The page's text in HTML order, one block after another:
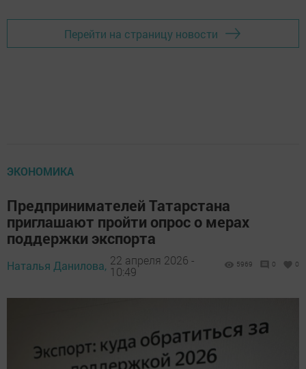
Перейти на страницу новости
ЭКОНОМИКА
Предпринимателей Татарстана
приглашают пройти опрос о мерах
поддержки экспорта
Наталья Данилова, 22 апреля 2026 -
10:49
5969 0 0